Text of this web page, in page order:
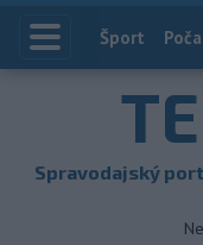
Index
Šport
Spravodajský